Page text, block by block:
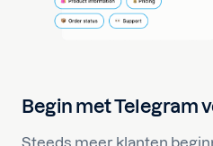
Begin met Telegram
Steeds meer klanten